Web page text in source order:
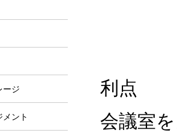
ージ
ント
利点
会議室